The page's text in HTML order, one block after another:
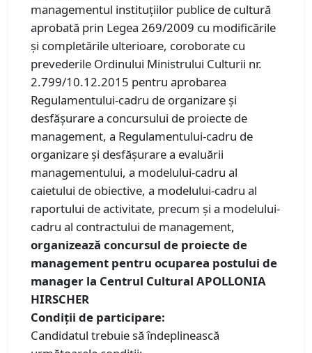
managementul instituţiilor publice de cultură
aprobată prin Legea 269/2009 cu modificările
şi completările ulterioare, coroborate cu
prevederile Ordinului Ministrului Culturii nr.
2.799/10.12.2015 pentru aprobarea
Regulamentului-cadru de organizare şi
desfăşurare a concursului de proiecte de
management, a Regulamentului-cadru de
organizare şi desfăşurare a evaluării
managementului, a modelului-cadru al
caietului de obiective, a modelului-cadru al
raportului de activitate, precum şi a modelului-
cadru al contractului de management,
organizează concursul de proiecte de
management pentru ocuparea postului de
manager la Centrul Cultural APOLLONIA
HIRSCHER
Condiţii de participare:
Candidatul trebuie să îndeplinească